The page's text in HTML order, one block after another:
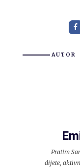
AUTOR
Pratim
dijete,